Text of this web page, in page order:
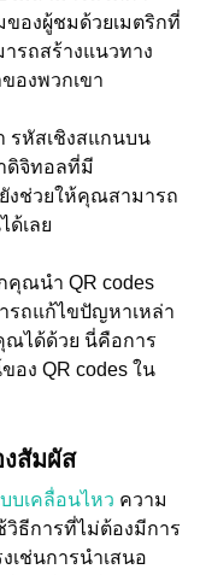
องผู้ชมด้วยเมตริกที่
รถสร้างแนวทาง
องพวกเขา
รหัสเชิงสแกนบน
ดิจิทอลที่มี
งช่วยให้คุณสามารถ
ด้เลย
คุณนำ QR codes
รถแก้ไขปัญหาเหล่า
ณได้ด้วย นี่คือการ
อง QR codes ใน
สัมผัส
บเคลื่อนไหว ความ
ธีการที่ไม่ต้องมีการ
เช่นการนำเสนอ